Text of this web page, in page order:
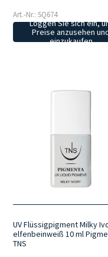
Art.-Nr.: SQ674
Loggen Sie sich ein,
Preise anzusehen
einzukaufen
UV Flüssigpigment Milky
elfenbeinweiß 10 ml
TNS